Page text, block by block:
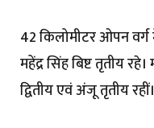
42 किलोमीटर ओपन वर्ग
महेंद्र सिंह बिष्ट तृतीय
द्वितीय एवं अंजू तृतीय रहीं।